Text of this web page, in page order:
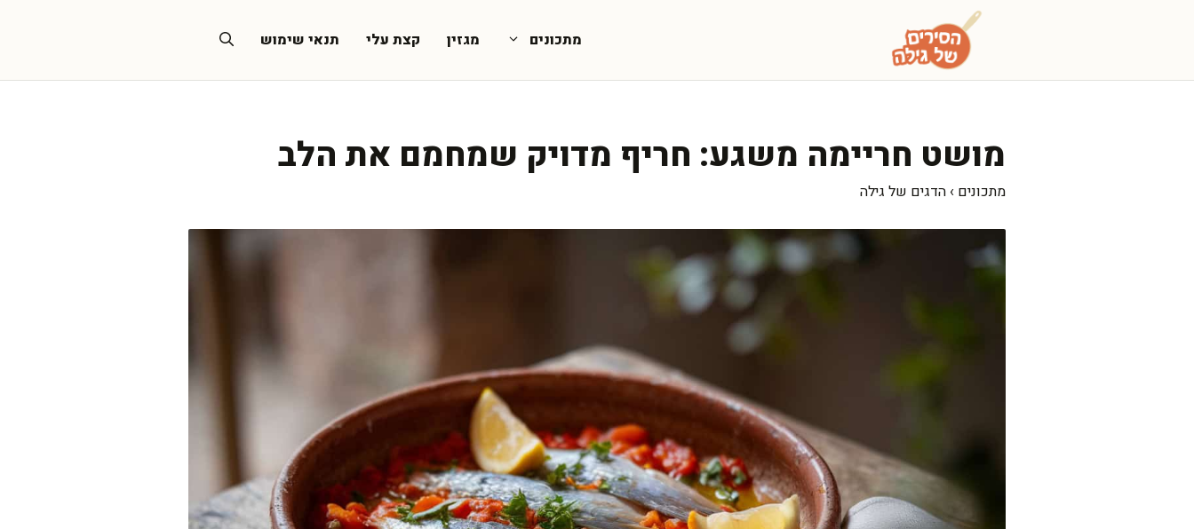
מתכונים מגזין קצת עלי תנאי שימוש
מושט חריימה משגע: חריף מדויק שמחמם את הלב
מתכונים › הדגים של גילה